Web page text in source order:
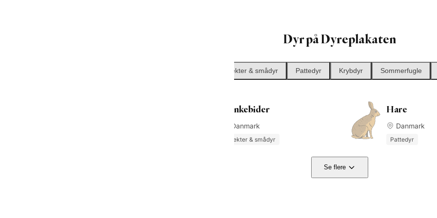
Dyr på Dyreplakaten
Insekter & smådyr Pattedyr Krybdyr Sommerfugle
Bænkebider
Danmark
Insekter & smådyr
Hare
Danmark
Pattedyr
Se flere